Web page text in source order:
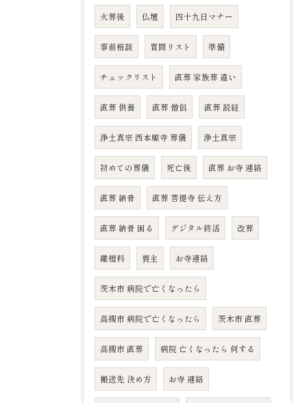
火葬後 仏壇 四十九日マナー
事前相談 質問リスト 準備
チェックリスト 直葬 家族葬 違い
直葬 供養 直葬 僧侶 直葬 読経
浄土真宗 西本願寺 葬儀 浄土真宗
初めての葬儀 死亡後 直葬 お寺 連絡
直葬 納骨 直葬 菩提寺 伝え方
直葬 納骨 困る デジタル終活 改葬
離檀料 喪主 お寺連絡
茨木市 病院で亡くなったら
高槻市 病院で亡くなったら 茨木市 直葬
高槻市 直葬 病院 亡くなったら 何する
搬送先 決め方 お寺 連絡